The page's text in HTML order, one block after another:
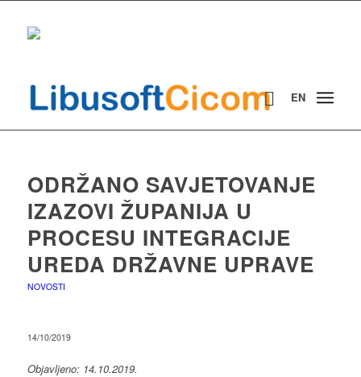
EN
ODRŽANO SAVJETOVANJE
IZAZOVI ŽUPANIJA U
PROCESU INTEGRACIJE
UREDA DRŽAVNE UPRAVE
NOVOSTI
14/10/2019
Objavljeno: 14.10.2019.